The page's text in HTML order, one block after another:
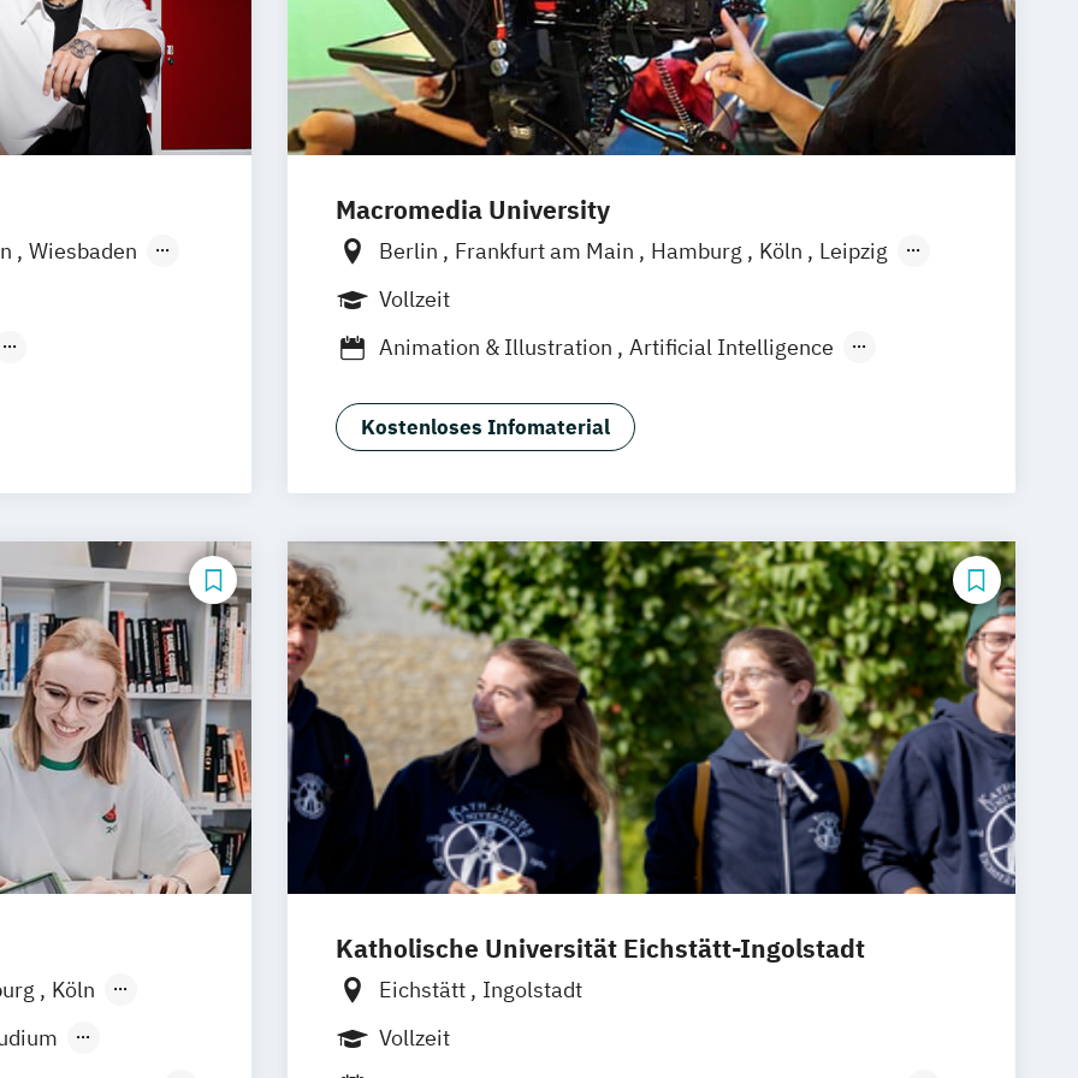
(EN)
& Mixed
Wiesbaden
Macromedia University
Berlin Frankfurt am Main Hamburg Köln
Leipzig
München
Vollzeit
Animation & Illustration
Artificial Intelligence
Design Management (EN)
Digital Product Design Eventmanagement
Medien- und Kommunikationsmanagement
Medien- und Kommuni­kations­management (DE/EN)
Medien- und Werbepsychologie Musikmanagement
Sportjournalismus
Kostenloses Infomaterial
Köln
Nürnberg
Katholische Universität Eichstätt-Ingolstadt
Eichstätt
Ingolstadt
Vollzeit